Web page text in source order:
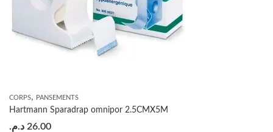
CORPS, PANSEMENTS
Hartmann Sparadrap omnipor 2.5CMX5M
26.00 د.م.